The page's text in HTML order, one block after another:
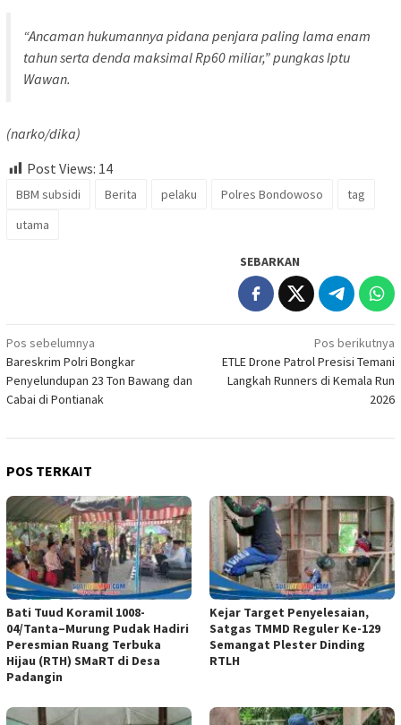
“Ancaman hukumannya pidana penjara paling lama enam
tahun serta denda maksimal Rp60 miliar,” pungkas Iptu
Wawan.
(narko/dika)
Post Views: 14
BBM subsidi Berita pelaku Polres Bondowoso
tag
utama
SEBARKAN
Navigasi
pos
Pos sebelumnya
Bareskrim Polri Bongkar
Penyelundupan 23 Ton Bawang dan
Cabai di Pontianak
Pos berikutnya
ETLE Drone Patrol Presisi Temani
Langkah Runners di Kemala Run
2026
POS TERKAIT
Bati Tuud Koramil 1008-
04/Tanta–Murung Pudak Hadiri
Peresmian Ruang Terbuka
Hijau (RTH) SMaRT di Desa
Padangin
Kejar Target Penyelesaian,
Satgas TMMD Reguler Ke-129
Semangat Plester Dinding
RTLH